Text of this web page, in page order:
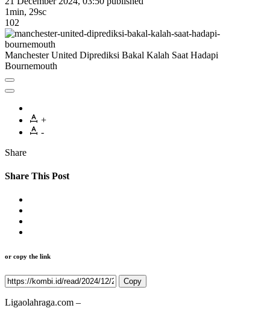
1min, 29sc
102
Manchester United Diprediksi Bakal Kalah Saat Hadapi
Bournemouth
+
-
Share
Share This Post
or copy the link
Copy
Ligaolahraga.com –